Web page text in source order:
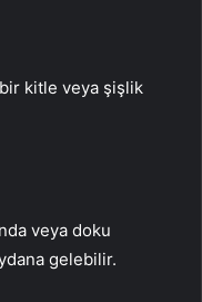
kitle veya şişlik
veya doku
gelebilir.